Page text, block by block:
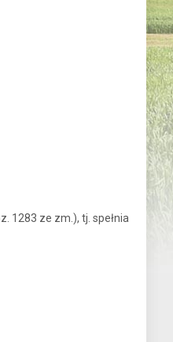
1283 ze zm.), tj. spełnia